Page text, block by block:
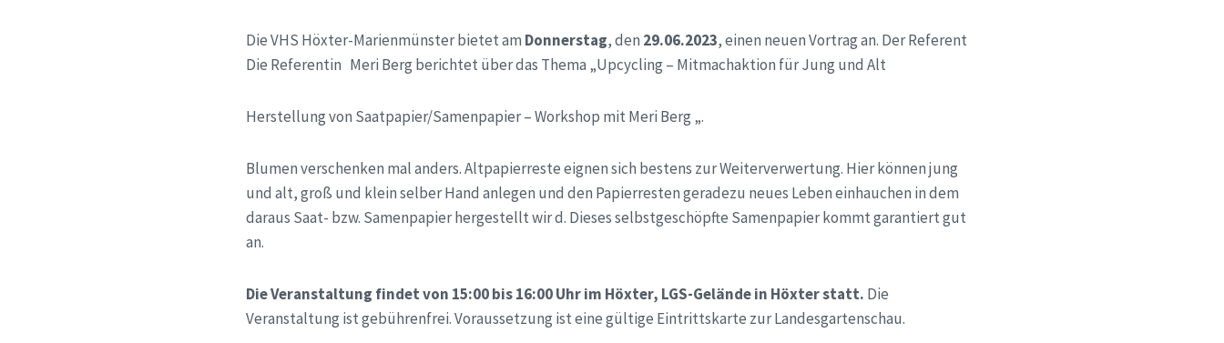
Die VHS Höxter-Marienmünster bietet am Donnerstag, den 29.06.2023, einen neuen Vortrag an. Der Referent
Die Referentin Meri Berg berichtet über das Thema „Upcycling – Mitmachaktion für Jung und Alt
Herstellung von Saatpapier/Samenpapier – Workshop mit Meri Berg „.
Blumen verschenken mal anders. Altpapierreste eignen sich bestens zur Weiterverwertung. Hier können jung
und alt, groß und klein selber Hand anlegen und den Papierresten geradezu neues Leben einhauchen in dem
daraus Saat- bzw. Samenpapier hergestellt wir d. Dieses selbstgeschöpfte Samenpapier kommt garantiert gut
an.
Die Veranstaltung findet von 15:00 bis 16:00 Uhr im Höxter, LGS-Gelände in Höxter statt. Die
Veranstaltung ist gebührenfrei. Voraussetzung ist eine gültige Eintrittskarte zur Landesgartenschau.